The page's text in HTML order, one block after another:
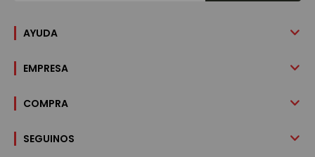
AYUDA
EMPRESA
COMPRA
SEGUINOS